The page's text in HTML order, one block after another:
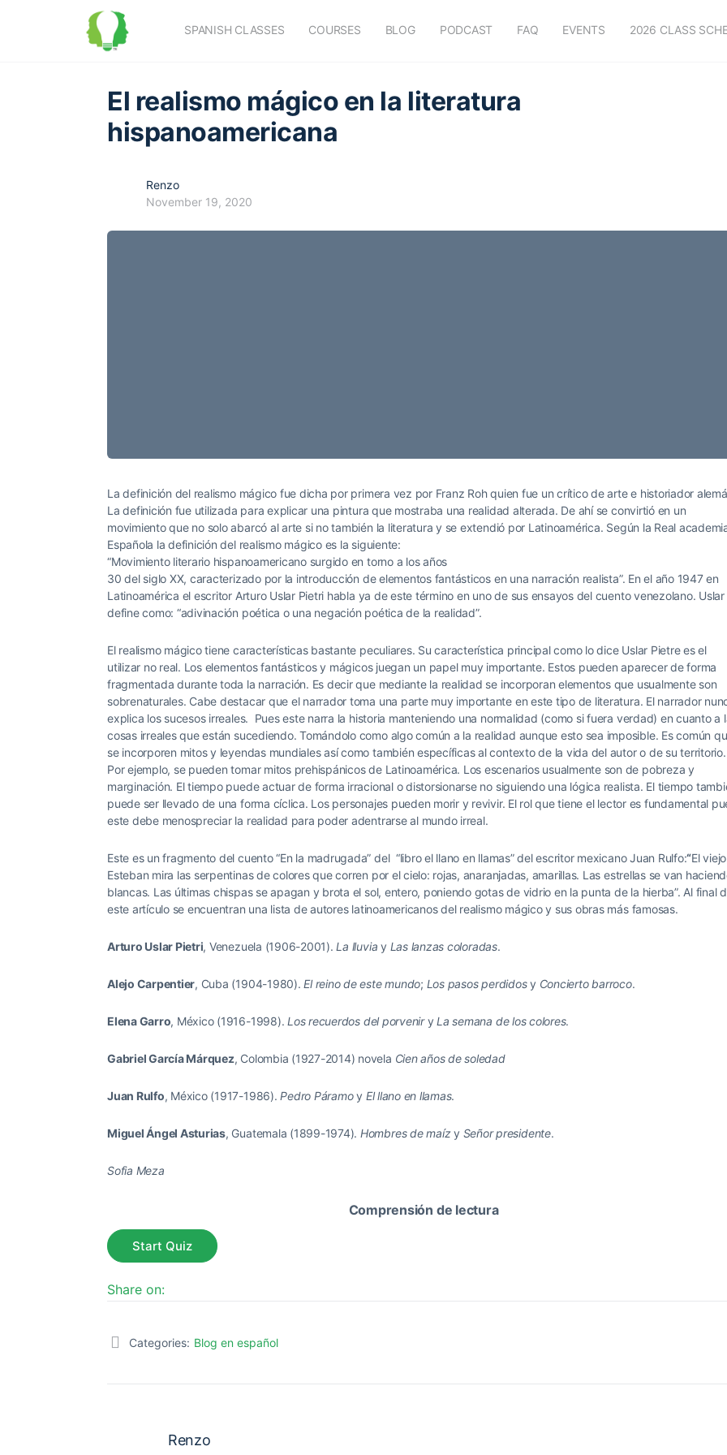
SPANISH CLASSES COURSES BLOG PODCAST FAQ EVENTS 2026 CLASS
El realismo mágico en la literatura
hispanoamericana
Renzo
November 19, 2020
La definición del realismo mágico fue dicha por primera vez por Franz Roh quien fue un crítico de arte e historiador
La definición fue utilizada para explicar una pintura que mostraba una realidad alterada. De ahí se convirtió en un
movimiento que no solo abarcó al arte si no también la literatura y se extendió por Latinoamérica. Según la Real
Española la definición del realismo mágico es la siguiente:
“Movimiento literario hispanoamericano surgido en torno a los años
30 del siglo XX, caracterizado por la introducción de elementos fantásticos en una narración realista”. En el año 1947 en
Latinoamérica el escritor Arturo Uslar Pietri habla ya de este término en uno de sus ensayos del cuento venezolano. Uslar
define como: “adivinación poética o una negación poética de la realidad”.
El realismo mágico tiene características bastante peculiares. Su característica principal como lo dice Uslar Pietre es el
utilizar no real. Los elementos fantásticos y mágicos juegan un papel muy importante. Estos pueden aparecer de forma
fragmentada durante toda la narración. Es decir que mediante la realidad se incorporan elementos que usualmente son
sobrenaturales. Cabe destacar que el narrador toma una parte muy importante en este tipo de literatura. El narrador
explica los sucesos irreales. Pues este narra la historia manteniendo una normalidad (como si fuera verdad) en cuanto a
cosas irreales que están sucediendo. Tomándolo como algo común a la realidad aunque esto sea imposible. Es común
se incorporen mitos y leyendas mundiales así como también específicas al contexto de la vida del autor o de su territorio.
Por ejemplo, se pueden tomar mitos prehispánicos de Latinoamérica. Los escenarios usualmente son de pobreza y
marginación. El tiempo puede actuar de forma irracional o distorsionarse no siguiendo una lógica realista. El tiempo
puede ser llevado de una forma cíclica. Los personajes pueden morir y revivir. El rol que tiene el lector es fundamental
este debe menospreciar la realidad para poder adentrarse al mundo irreal.
Este es un fragmento del cuento “En la madrugada” del “libro el llano en llamas” del escritor mexicano Juan Rulfo:“El viejo
Esteban mira las serpentinas de colores que corren por el cielo: rojas, anaranjadas, amarillas. Las estrellas se van
blancas. Las últimas chispas se apagan y brota el sol, entero, poniendo gotas de vidrio en la punta de la hierba”. Al final
este artículo se encuentran una lista de autores latinoamericanos del realismo mágico y sus obras más famosas.
Arturo Uslar Pietri, Venezuela (1906-2001).La lluviay Las lanzas coloradas.
Alejo Carpentier, Cuba (1904-1980).El reino de este mundo; Los pasos perdidosy Concierto barroco.
Elena Garro, México (1916-1998).Los recuerdos del porveniryLa semana de los colores.
Gabriel García Márquez, Colombia (1927-2014) novela Cien años de soledad
Juan Rulfo, México (1917-1986).Pedro Páramoy El llano en llamas.
Miguel Ángel Asturias, Guatemala (1899-1974). Hombres de maízy Señor presidente.
Sofia Meza
Comprensión de lectura
Share on:
Categories: Blog en español
Renzo